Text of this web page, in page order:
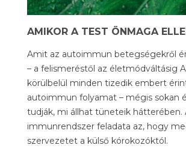
AMIKOR A TEST ÖNMAGA
Amit az autoimmun betegségekről
– a felismeréstől az életmódváltásig
körülbelül minden tizedik embert
autoimmun folyamat – mégis sokan
tudják, mi állhat tüneteik hátterében.
immunrendszer feladata az, hogy
szervezetet a külső kórokozóktól.